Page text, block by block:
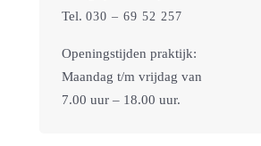
Tel. 030 – 69 52 257
Openingstijden praktijk:
Maandag t/m vrijdag van
7.00 uur – 18.00 uur.